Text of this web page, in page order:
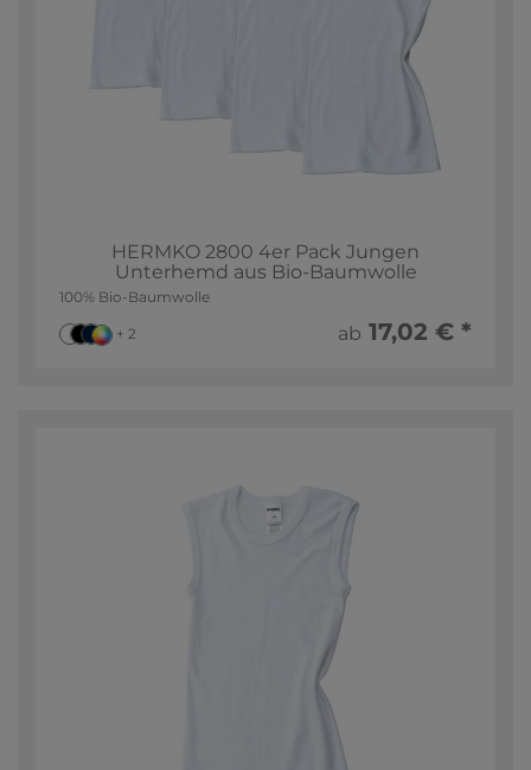
HERMKO 2800 4er Pack Jungen
Unterhemd aus Bio-Baumwolle
100% Bio-Baumwolle
+ 2 ab 17,02 € *